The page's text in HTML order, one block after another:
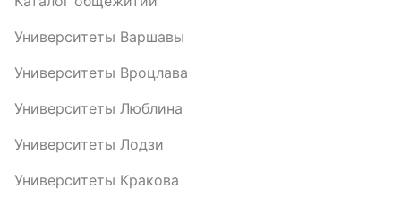
Университеты Варшавы
Университеты Вроцлава
Университеты Люблина
Университеты Лодзи
Университеты Кракова